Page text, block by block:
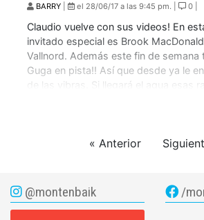
BARRY el 28/06/17 a las 9:45 pm. | 0 |
Claudio vuelve con sus videos! En
invitado especial es Brook
Vallnord. Además este fin de semana
Guga en pista!! Así que desde ya le
de las vibras. Si llegará el agua esas
« Anterior
@montenbaik /